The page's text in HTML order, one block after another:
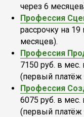
через 6
Профессия
рассрочку на
месяцев).
Профессия
7150 руб. в мес.
(первый платёж
Профессия
6075 руб. в мес.
(первый платёж